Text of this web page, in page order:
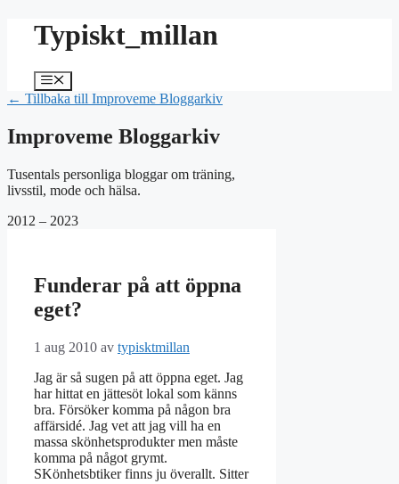
HoppaTypiskt_millan
Meny
← Tillbaka till Improveme Bloggarkiv
Improveme Bloggarkiv
Tusentals personliga bloggar om träning,
livsstil, mode och hälsa.
2012 – 2023
Funderar på att öppna
eget?
1 aug 2010 av typisktmillan
Jag är så sugen på att öppna eget. Jag
har hittat en jättesöt lokal som känns
bra. Försöker komma på någon bra
affärsidé. Jag vet att jag vill ha en
massa skönhetsprodukter men måste
komma på något grymt.
SKönhetsbtiker finns ju överallt. Sitter